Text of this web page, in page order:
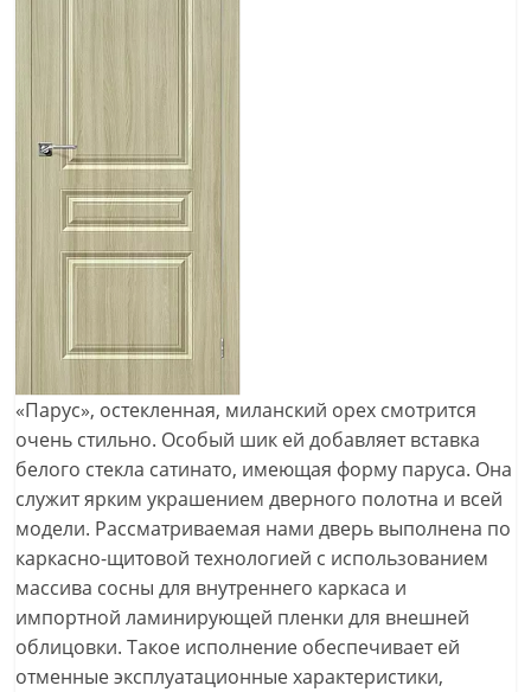
«Парус», остекленная, миланский орех смотрится
очень стильно. Особый шик ей добавляет вставка
белого стекла сатинато, имеющая форму паруса. Она
служит ярким украшением дверного полотна и всей
модели. Рассматриваемая нами дверь выполнена по
каркасно-щитовой технологией с использованием
массива сосны для внутреннего каркаса и
импортной ламинирующей пленки для внешней
облицовки. Такое исполнение обеспечивает ей
отменные эксплуатационные характеристики,